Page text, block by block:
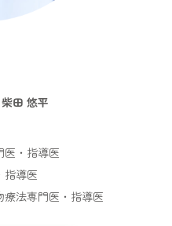
田 悠平
医・指導医
指導医
療法専門医・指導医